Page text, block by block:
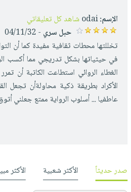
الإسم:odai شاهد كل تعليقاتي
حبل سري - 04/11/32
تخللتها محطات ثقافية مفيدة كما أن
في حيثياتها بشكل تدريجي مما أكسب
الغطاء الروائي استطاعت الكاتبة أن
الأكراد بطريقة ذكية محاولةأن تجعل
عاطفيا ... أسلوب الرواية ممتع جعلني
صدر حديثاً الأكثر شعبية الأكثر